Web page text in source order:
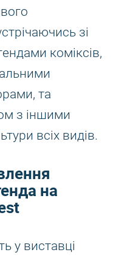
зі
коміксів,
та
з іншими
всіх видів.
на
у виставці